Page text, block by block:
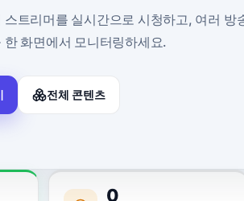
스트리머를 실시간으로 시청하고, 여러 방
화면에서 모니터링하세요.
전체 콘텐츠
0